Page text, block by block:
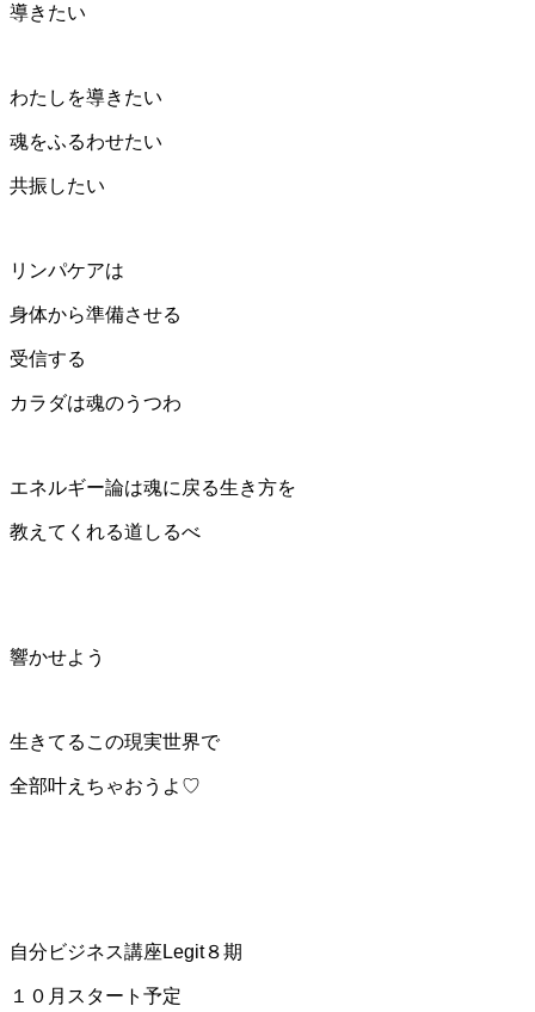
導きたい
わたしを導きたい
魂をふるわせたい
共振したい
リンパケアは
身体から準備させる
受信する
カラダは魂のうつわ
エネルギー論は魂に戻る生き方を
教えてくれる道しるべ
響かせよう
生きてるこの現実世界で
全部叶えちゃおうよ♡
自分ビジネス講座Legit８期
１０月スタート予定